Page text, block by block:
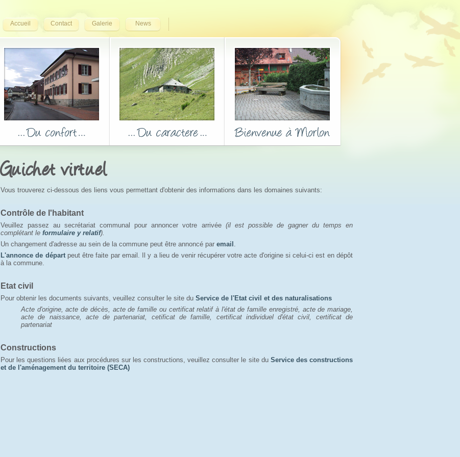
Accueil Contact Galerie News
Guichet virtuel
Vous trouverez ci-dessous des liens vous permettant d'obtenir des informations dans les domaines suivants:
Contrôle de l'habitant
Veuillez passez au secrétariat communal pour annoncer votre arrivée(il est possible de gagner du temps en
complétant le formulaire y relatif).
Un changement d'adresse au sein de la commune peut être annoncé par email .
L'annonce de départpeut être faite par email. Il y a lieu de venir récupérer votre acte d'origine si celui-ci est en dépôt
à la commune.
Etat civil
Pour obtenir les documents suivants, veuillez consulter le site du Service de l'Etat civil et des naturalisations
Acte d'origine, acte de décès, acte de famille ou certificat relatif à l'état de famille enregistré, acte de mariage,
acte de naissance, acte de partenariat, cetificat de famille, certificat individuel d'état civil, certificat de
partenariat
Constructions
Pour les questions liées aux procédures sur les constructions, veuillez consulter le site du Service des constructions
et de l'aménagement du territoire (SECA)